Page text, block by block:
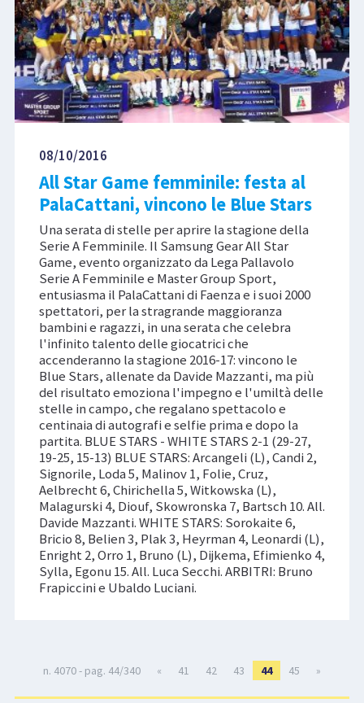
08/10/2016
All Star Game femminile: festa al
PalaCattani, vincono le Blue Stars
Una serata di stelle per aprire la stagione della
Serie A Femminile. Il Samsung Gear All Star
Game, evento organizzato da Lega Pallavolo
Serie A Femminile e Master Group Sport,
entusiasma il PalaCattani di Faenza e i suoi 2000
spettatori, per la stragrande maggioranza
bambini e ragazzi, in una serata che celebra
l'infinito talento delle giocatrici che
accenderanno la stagione 2016-17: vincono le
Blue Stars, allenate da Davide Mazzanti, ma più
del risultato emoziona l'impegno e l'umiltà delle
stelle in campo, che regalano spettacolo e
centinaia di autografi e selfie prima e dopo la
partita. BLUE STARS - WHITE STARS 2-1 (29-27,
19-25, 15-13) BLUE STARS: Arcangeli (L), Candi 2,
Signorile, Loda 5, Malinov 1, Folie, Cruz,
Aelbrecht 6, Chirichella 5, Witkowska (L),
Malagurski 4, Diouf, Skowronska 7, Bartsch 10. All.
Davide Mazzanti. WHITE STARS: Sorokaite 6,
Bricio 8, Belien 3, Plak 3, Heyrman 4, Leonardi (L),
Enright 2, Orro 1, Bruno (L), Dijkema, Efimienko 4,
Sylla, Egonu 15. All. Luca Secchi. ARBITRI: Bruno
Frapiccini e Ubaldo Luciani.
n. 4070 - pag. 44/340 « 41 42 43 44 45 »